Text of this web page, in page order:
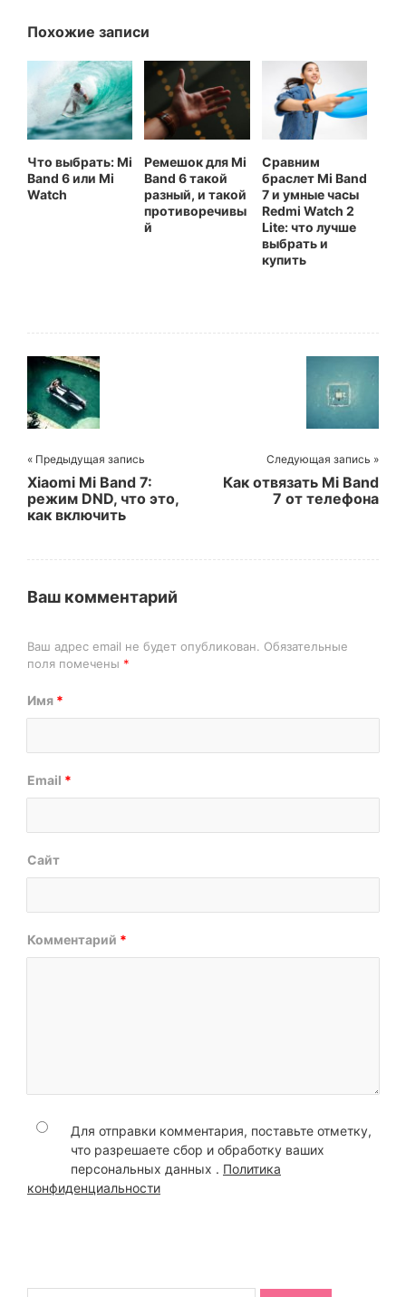
Похожие записи
Что выбрать: Mi
Band 6 или Mi
Watch
Ремешок для Mi
Band 6 такой
разный, и такой
противоречивы
й
Сравним
браслет Mi Band
7 и умные часы
Redmi Watch 2
Lite: что лучше
выбрать и
купить
« Предыдущая запись
Xiaomi Mi Band 7:
режим DND, что это,
как включить
Следующая запись »
Как отвязать Mi Band
7 от телефона
Ваш комментарий
Ваш адрес email не будет опубликован. Обязательные
поля помечены *
Имя *
Email *
Сайт
Комментарий *
Для отправки комментария, поставьте отметку,
что разрешаете сбор и обработку ваших
персональных данных . Политика
конфиденциальности